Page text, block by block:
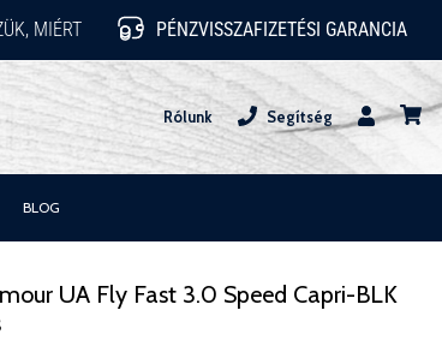
MIÉRT PÉNZVISSZAFIZETÉSI GARANCIA
Rólunk
Segítség
Felhasználó
BLOG
UA Fly Fast 3.0 Speed Capri-BLK